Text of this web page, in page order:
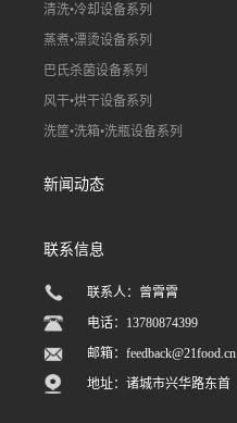
清洗•冷却设备系列
蒸煮•漂烫设备系列
巴氏杀菌设备系列
风干•烘干设备系列
洗筐•洗箱•洗瓶设备系列
新闻动态
联系信息
联系人：曾霄霄
电话：13780874399
邮箱：feedback@21food.cn
地址：诸城市兴华路东首